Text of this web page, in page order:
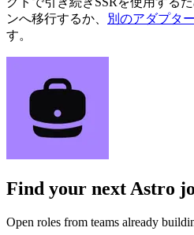
ンへ移行するか、
別のアダプタ
す。
Find your next Astro
Open roles from teams already